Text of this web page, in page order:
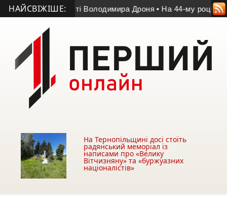
НАЙСВІЖІШЕ:
у матчі пам’яті Володимира Дроня • На 44-му році життя
На Тернопільщині досі стоїть
радянський меморіал із
написами про «Велику
Вітчизняну» та «буржуазних
націоналістів»